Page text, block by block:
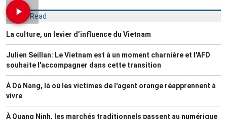
Most Read
La culture, un levier d’influence du Vietnam
Julien Seillan: Le Vietnam est à un moment charnière et l'AFD
souhaite l'accompagner dans cette transition
À Dà Nang, là où les victimes de l'agent orange réapprennent à
vivre
À Quang Ninh, les marchés traditionnels passent au numérique